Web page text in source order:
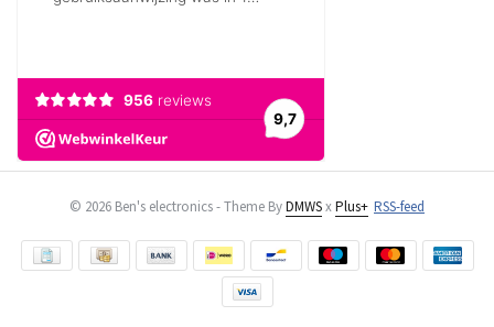
© 2026 Ben's electronics - Theme ByDMWSxPlus+ RSS-feed